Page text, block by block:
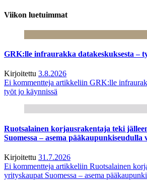
Viikon luetuimmat
GRK:lle infraurakka datakeskuksesta –
Kirjoitettu 3.8.2026
Ei kommentteja artikkeliin GRK:lle
työt jo käynnissä
Ruotsalainen korjausrakentaja teki
Suomessa – asema pääkaupunkiseudulla
Kirjoitettu 31.7.2026
Ei kommentteja artikkeliin Ruotsalainen
yrityskaupat Suomessa – asema